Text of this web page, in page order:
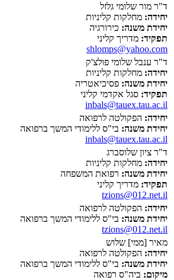
ד"ר מור שלומי גלזל
יחידה: מחלקות קליניות
יחידת משנה: כירורגיה
תפקיד: מדריך קליני
shlomps@yahoo.com
ד"ר ענבל שלומי פולצ'ק
יחידה: מחלקות קליניות
יחידת משנה: פסיכיאטריה
תפקיד: סגל אקדמי קליני
inbals@tauex.tau.ac.il
יחידה: הפקולטה לרפואה
יחידת משנה: בי"ס ללימודי המשך ברפואה
inbals@tauex.tau.ac.il
ד"ר ציון שלוסברג
יחידה: מחלקות קליניות
יחידת משנה: רפואת המשפחה
תפקיד: מדריך קליני
tzions@012.net.il
יחידה: הפקולטה לרפואה
יחידת משנה: בי"ס ללימודי המשך ברפואה
tzions@012.net.il
מאיר [ממי] שלוש
יחידה: הפקולטה לרפואה
יחידת משנה: בי"ס ללימודי המשך ברפואה
מיקום: ביה"ס רפואה